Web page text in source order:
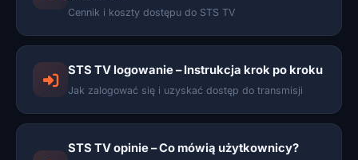
Cennik i koszty dostępu do STS TV
STS TV logowanie – Instrukcja krok po kroku
Jak zalogować się i uzyskać dostęp do transmisji
STS TV opinie – Co mówią użytkownicy?